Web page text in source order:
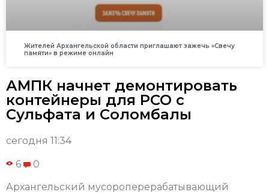
Жителей Архангельской области приглашают зажечь «Свечу
памяти» в режиме онлайн
АМПК начнет демонтировать
контейнеры для РСО с
Сульфата и Соломбалы
сегодня 11:34
6 0
Архангельский мусороперерабатывающий